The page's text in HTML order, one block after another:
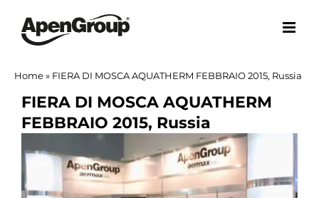
contenuto
Home» FIERA DI MOSCA AQUATHERM FEBBRAIO 2015, Russia
FIERA DI MOSCA AQUATHERM
FEBBRAIO 2015, Russia
immagine